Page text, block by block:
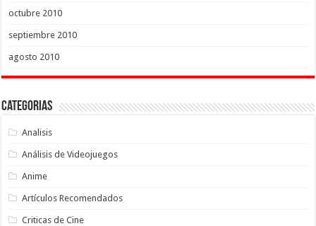
octubre 2010
septiembre 2010
agosto 2010
Categorias
Analisis
Análisis de Videojuegos
Anime
Artículos Recomendados
Criticas de Cine